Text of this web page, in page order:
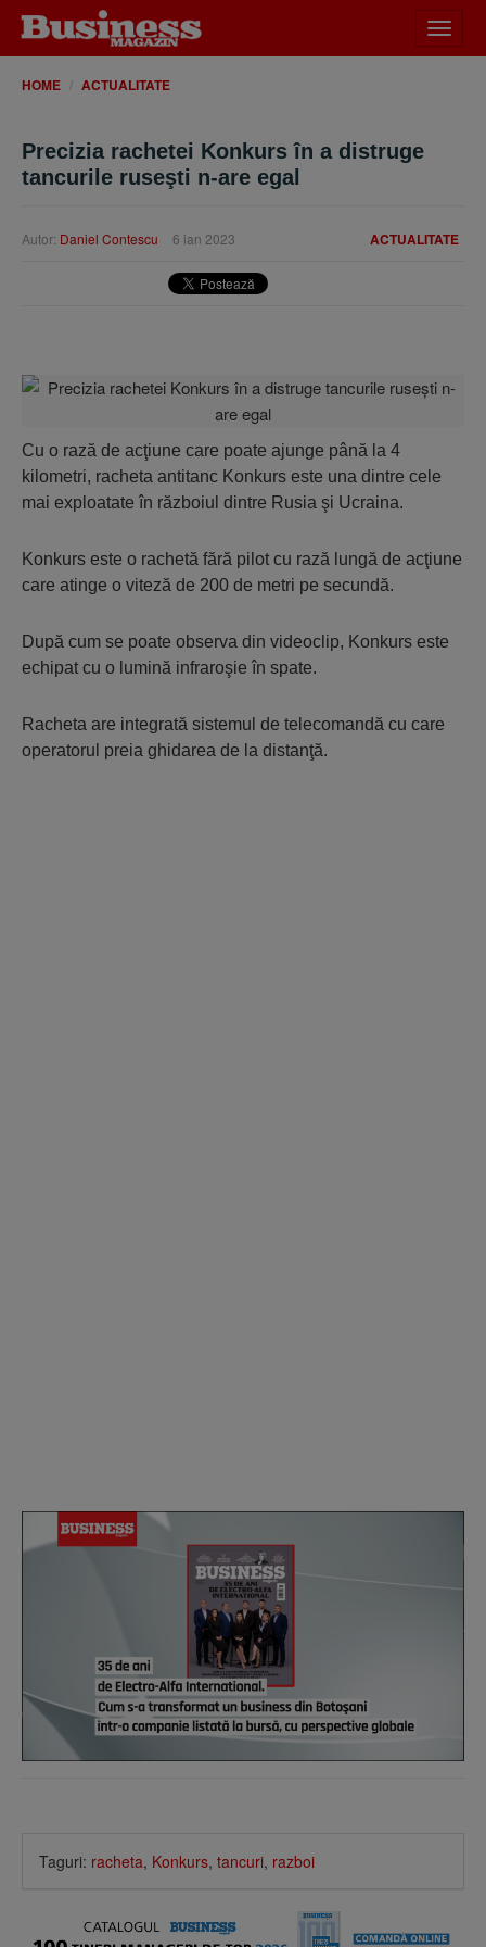
meniu
HOME ACTUALITATE
Precizia rachetei Konkurs în a distruge
tancurile ruseşti n-are egal
ACTUALITATE
Autor: Daniel Contescu 6 ian 2023
Cu o rază de acţiune care poate ajunge până la 4
kilometri, racheta antitanc Konkurs este una dintre cele
mai exploatate în războiul dintre Rusia şi Ucraina.
Konkurs este o rachetă fără pilot cu rază lungă de acţiune
care atinge o viteză de 200 de metri pe secundă.
După cum se poate observa din videoclip, Konkurs este
echipat cu o lumină infraroşie în spate.
Racheta are integrată sistemul de telecomandă cu care
operatorul preia ghidarea de la distanţă.
Taguri: racheta, Konkurs, tancuri, razboi